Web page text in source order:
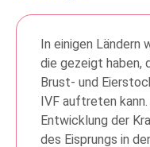
In einigen Ländern
die gezeigt haben,
Brust- und
IVF auftreten
Entwicklung der
des Eisprungs in